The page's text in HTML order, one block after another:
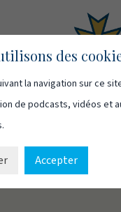
Vidéos
des
la navigation sur ce
de podcasts, vidéos et
Accepter